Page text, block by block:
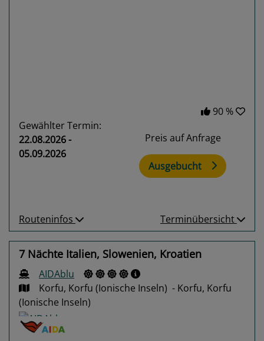
90 %
Gewählter Termin:
22.08.2026 -
05.09.2026
Preis auf Anfrage
Ausgebucht
Routeninfos Terminübersicht
7 Nächte Italien, Slowenien, Kroatien
AIDAblu
Korfu, Korfu (Ionische Inseln) - Korfu, Korfu
(Ionische Inseln)